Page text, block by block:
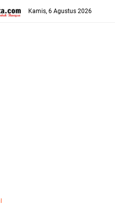
Kamis, 6 Agustus 2026